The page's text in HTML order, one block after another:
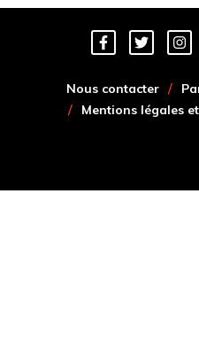
Nous contacter
Mentions légales